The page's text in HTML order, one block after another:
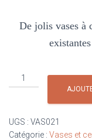
De jolis vases à
quantité
de
29cm
UGS : VAS021
Catégorie : Vases et